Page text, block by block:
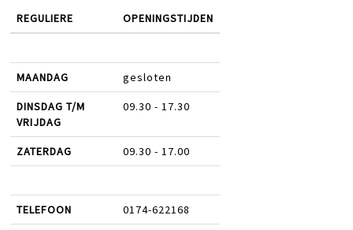
REGULIERE OPENINGSTIJDEN
MAANDAG gesloten
DINSDAG T/M
VRIJDAG
09.30 - 17.30
ZATERDAG 09.30 - 17.00
TELEFOON 0174-622168